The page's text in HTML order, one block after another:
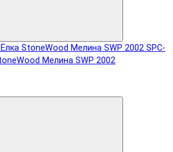
SPC-
Мелина SWP 2002